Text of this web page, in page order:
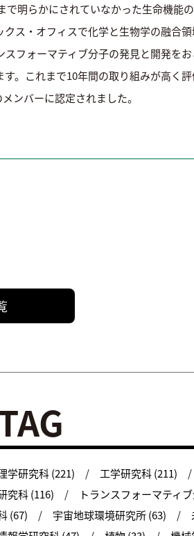
明らかにされていなかった生命機能
ス・オフィスで化学と生物学の融合領
フォーマティブ分子の発見と開発を
。これまで10年間の取り組みが高く
ンバーに認定されました。
学研究科 (221) 工学研究科 (211)
究科 (116)
トランスフォーマティ
(67)
宇宙地球環境研究所 (63)